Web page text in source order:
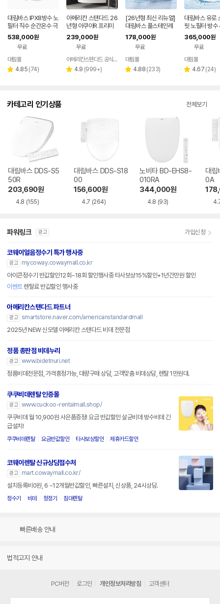
대림바스 IPX8방수 노
필터 직수 순간온수 극
초슬림 프리미엄 비데
DDS-S1900 1+1
538,000원
무료
대림몰
별 4.85 리
(74)
아메리칸 스탠다드 26
년형 아쿠아R 프리미
엄 비데 구입 무선 터치
리모컨 직수형 방수 노
필터 없는 비대(자가설
치)
239,000원
무료
아메리칸스탠다드 공식파트너
별 4.9 리
(999+)
[26년형 최신 리뉴얼]
대림바스 풀스테인레
스 노필터 방수비데 D
DS-S100A
178,000원
무료
대림몰
별 4.88 리
(233)
대림바스 유로
핏 노필터 방수
데 DDS-S400
365,000원
무료
대림몰
별 4.67 리
(24)
카테고리 인기상품 전체보기
대림바스 DDS-S5
50R
203,690원
4.8 (155)
대림바스 DDS-S18
00
156,600원
4.7 (264)
노비타 BD-EHS8-
010RA
344,000원
4.8 (93)
대림
0A
파워링크 광고 가입신청
코웨이얼음정수기 특가 행사중
광고
mycoway.cowaymall.co.kr
아이콘정수기 반값할인12회~18회 할인행사중 타사보상15%할인+1년간만원 할인
이벤트렌탈료 반값할인 행사중
아메리칸스탠다드 파트너
광고 smartstore.naver.com/americanstandardmall
2025년 NEW 신모델 아메리칸 스탠다드 비데 전문점
정품 총판점 비데누리
광고 www.bidetnuri.net
정품비데전문점, 가격흥정가능, 대량구매 상담, 고객맞춤 비데상담, 렌탈 1만원대.
쿠쿠비데렌탈 인증몰
광고 www.cuckoo-rentalmall.shop/
쿠쿠비데 월 10,900원 사은품증정! 요금 반값할인 살균비데 방수비데 긴
급설치!
쿠쿠비데렌탈 요금반값할인 타사보상할인 제휴카드할인
코웨이렌탈 신규상담접수처
광고
mart.cowaymall.co.kr/
설치등록비0원, 6 ~12개월반값할인, 빠른설치, 신상품, 24시상담.
정수기 비데 청정기 침대렌탈
빠른배송 안내
법적고지 안내
PC버전 로그인 개인정보처리방침 고객센터